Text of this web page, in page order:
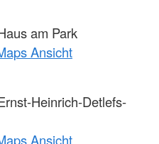
am Park
Ansicht
Heinrich-Detlefs-
Ansicht